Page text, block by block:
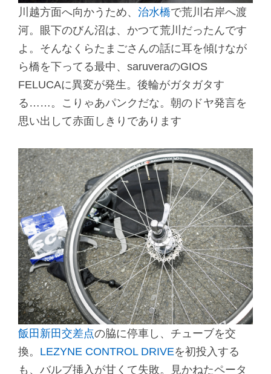
川越方面へ向かうため、 治水橋で荒川右岸へ渡
河。眼下のびん沼は、かつて荒川だったんです
よ。そんなくらたまごさんの話に耳を傾けなが
ら橋を下ってる最中、saruveraのGIOS
FELUCAに異変が発生。後輪がガタガタす
る……。こりゃあパンクだな。朝のドヤ発言を
思い出して赤面しきりであります
飯田新田交差点の脇に停車し、チューブを交
換。 LEZYNE CONTROL DRIVEを初投入する
も、バルブ挿入が甘くて失敗。見かねたペータ